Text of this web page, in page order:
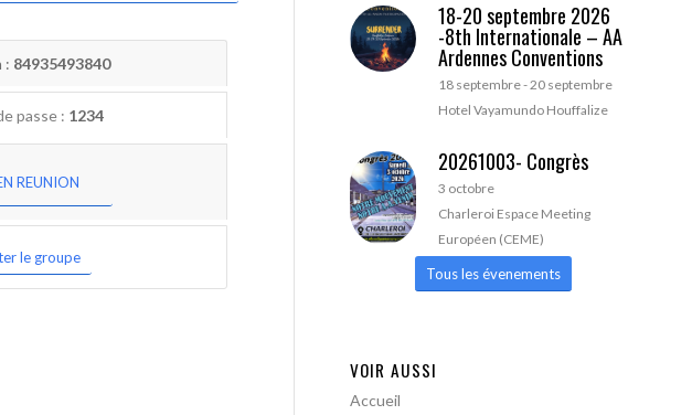
: 84935493840
passe : 1234
REUNION
le groupe
18-20 septembre 2026
-8th Internationale – AA
Ardennes Conventions
18 septembre-20 septembre
Hotel Vayamundo Houffalize
20261003- Congrès
3 octobre
Charleroi Espace Meeting
Européen (CEME)
Tous les évenements
VOIR AUSSI
Accueil